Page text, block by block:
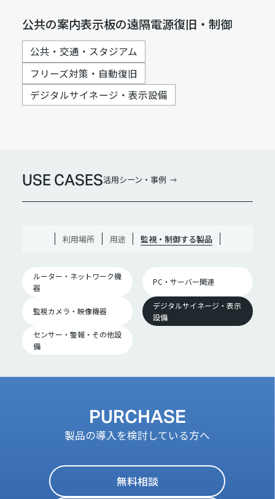
公共の案内表示板の遠隔電源復旧・制御
公共・交通・スタジアム
フリーズ対策・自動復旧
デジタルサイネージ・表示設備
USE CASES活用シーン・事例
利用場所 用途 監視・制御する製品
ルーター・ネットワーク機
器
PC・サーバー関連
監視カメラ・映像機器
デジタルサイネージ・表示
設備
センサー・警報・その他設
備
PURCHASE
製品の導入を検討している方へ
無料相談